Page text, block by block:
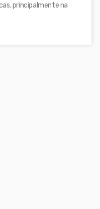
principalmente na